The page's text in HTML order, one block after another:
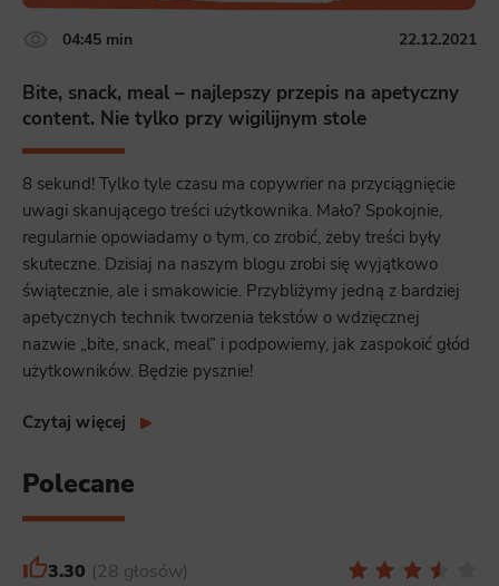
04:45 min 22.12.2021
Bite, snack, meal – najlepszy przepis na apetyczny
content. Nie tylko przy wigilijnym stole
8 sekund! Tylko tyle czasu ma copywrier na przyciągnięcie
uwagi skanującego treści użytkownika. Mało? Spokojnie,
regularnie opowiadamy o tym, co zrobić, żeby treści były
skuteczne. Dzisiaj na naszym blogu zrobi się wyjątkowo
świątecznie, ale i smakowicie. Przybliżymy jedną z bardziej
apetycznych technik tworzenia tekstów o wdzięcznej
nazwie „bite, snack, meal” i podpowiemy, jak zaspokoić głód
użytkowników. Będzie pysznie!
Czytaj więcej
Polecane
3.30 28 głosów